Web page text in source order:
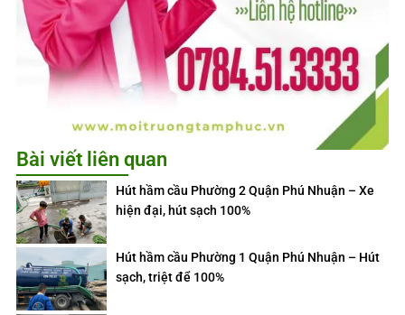
Bài viết liên quan
Hút hầm cầu Phường 2 Quận Phú Nhuận – Xe
hiện đại, hút sạch 100%
Hút hầm cầu Phường 1 Quận Phú Nhuận – Hút
sạch, triệt để 100%